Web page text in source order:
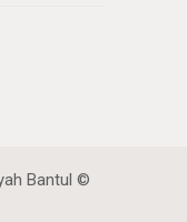
Bantul ©